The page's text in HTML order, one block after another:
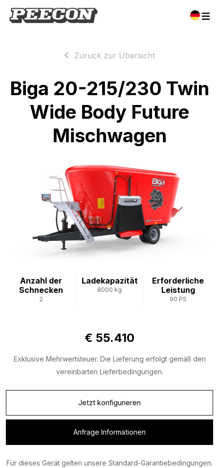
Zurück zur Übersicht
Biga 20-215/230 Twin
Wide Body Future
Mischwagen
Anzahl der
Schnecken
2
Ladekapazität
8000 kg
Erforderliche
Leistung
90 PS
€ 55.410
Exklusive Mehrwertsteuer. Die Lieferung erfolgt gemäß den
vereinbarten Lieferbedingungen.
Jetzt konfigurieren
Anfrage Informationen
Für dieses Gerät gelten unsere Standard-Garantiebedingungen.